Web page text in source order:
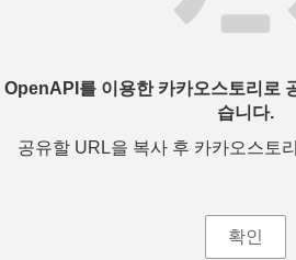
OpenAPI를 이용한 카카오스토리로
습니다.
공유할 URL을 복사 후 카카오스토
확인